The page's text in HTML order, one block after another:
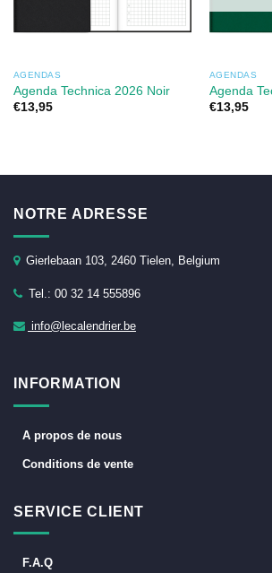
AGENDAS
Agenda Technica 2026 Noir
€13,95
AGENDAS
Agenda
€13,95
NOTRE ADRESSE
Gierlebaan 103, 2460 Tielen, Belgium
Tel.: 00 32 14 555896
info@lecalendrier.be
INFORMATION
A propos de nous
Conditions de vente
SERVICE CLIENT
F.A.Q